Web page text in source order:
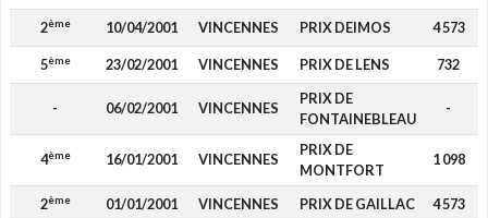
2ème 10/04/2001 VINCENNES PRIX DEIMOS 4 573
5ème 23/02/2001 VINCENNES PRIX DE LENS 732
- 06/02/2001 VINCENNES
PRIX DE
FONTAINEBLEAU
-
4ème 16/01/2001 VINCENNES
PRIX DE
MONTFORT
1 098
2ème 01/01/2001 VINCENNES PRIX DE GAILLAC 4 573